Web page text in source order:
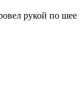
рукой по шее